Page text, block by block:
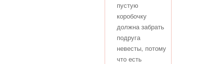
пустую
коробочку
должна забрать
подруга
невесты, потому
что есть